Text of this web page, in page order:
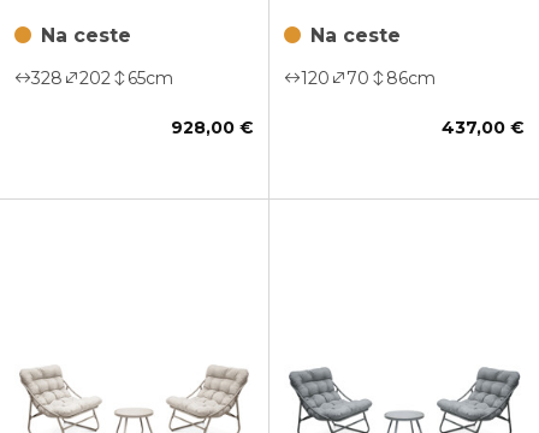
Na ceste
328 202 65cm
928,00 €
Na ceste
120 70 86cm
437,00 €